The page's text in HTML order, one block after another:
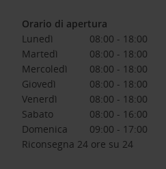
Orario di apertura
Lunedì
08:00 - 18:00
Martedì
08:00 - 18:00
Mercoledì
08:00 - 18:00
Giovedì
08:00 - 18:00
Venerdì
08:00 - 18:00
Sabato
08:00 - 16:00
Domenica
09:00 - 17:00
Riconsegna 24 ore su 24